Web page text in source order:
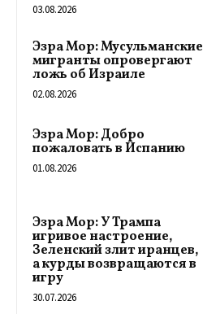
03.08.2026
Эзра Мор: Мусульманские
мигранты опровергают
ложь об Израиле
02.08.2026
Эзра Мор: Добро
пожаловать в Испанию
01.08.2026
Эзра Мор: У Трампа
игривое настроение,
Зеленский злит иранцев,
а курды возвращаются в
игру
30.07.2026